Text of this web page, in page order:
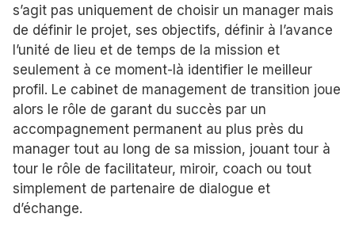
s’agit pas uniquement de choisir un manager mais
de définir le projet, ses objectifs, définir à l’avance
l’unité de lieu et de temps de la mission et
seulement à ce moment-là identifier le meilleur
profil. Le cabinet de management de transition joue
alors le rôle de garant du succès par un
accompagnement permanent au plus près du
manager tout au long de sa mission, jouant tour à
tour le rôle de facilitateur, miroir, coach ou tout
simplement de partenaire de dialogue et
d’échange.